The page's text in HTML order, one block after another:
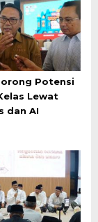
Potensi
Lewat
dan AI